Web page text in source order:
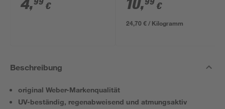
4, € 10, €
24,70 € / Kilogramm
Beschreibung
original Weber-Markenqualität
UV-beständig, regenabweisend und atmungsaktiv